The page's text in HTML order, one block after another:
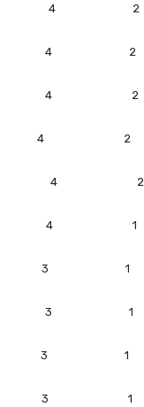
4 2
4 2
4 2
4 2
4 2
4 1
3 1
3 1
3 1
3 1